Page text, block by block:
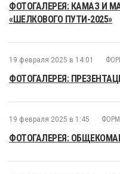
ФОТОГАЛЕРЕЯ: КАМАЗ И
«ШЕЛКОВОГО ПУТИ-2025»
19 февраля 2025 в 14:01
ФОТОГАЛЕРЕЯ:
19 февраля 2025 в 1:45
ФОТОГАЛЕРЕЯ: